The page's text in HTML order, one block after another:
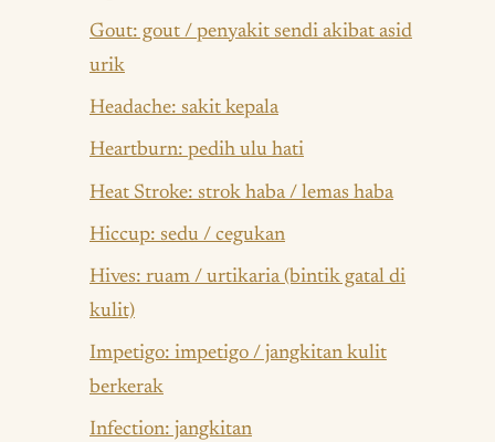
Gout: gout / penyakit sendi akibat asid
urik
Headache: sakit kepala
Heartburn: pedih ulu hati
Heat Stroke: strok haba / lemas haba
Hiccup: sedu / cegukan
Hives: ruam / urtikaria (bintik gatal di
kulit)
Impetigo: impetigo / jangkitan kulit
berkerak
Infection: jangkitan